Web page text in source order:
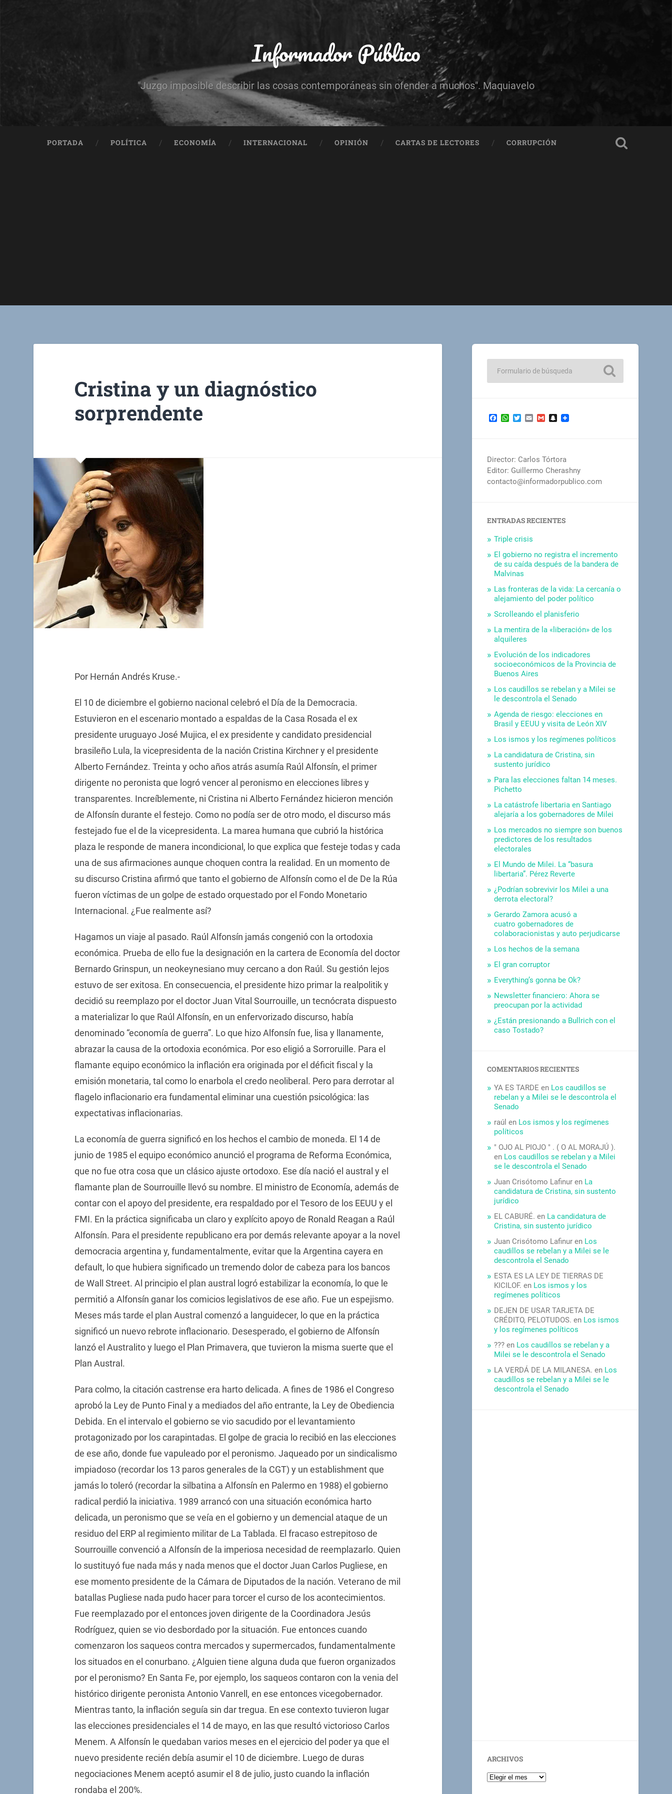
Informador Público
"Juzgo imposible describir las cosas contemporáneas sin ofender a muchos". Maquiavelo
PORTADA POLÍTICA ECONOMÍA INTERNACIONAL OPINIÓN CARTAS DE LECTORES CORRUPCIÓN
Cristina y un diagnóstico
sorprendente
Por Hernán Andrés Kruse.-
El 10 de diciembre el gobierno nacional celebró el Día de la Democracia.
Estuvieron en el escenario montado a espaldas de la Casa Rosada el ex
presidente uruguayo José Mujica, el ex presidente y candidato presidencial
brasileño Lula, la vicepresidenta de la nación Cristina Kirchner y el presidente
Alberto Fernández. Treinta y ocho años atrás asumía Raúl Alfonsín, el primer
dirigente no peronista que logró vencer al peronismo en elecciones libres y
transparentes. Increíblemente, ni Cristina ni Alberto Fernández hicieron mención
de Alfonsín durante el festejo. Como no podía ser de otro modo, el discurso más
festejado fue el de la vicepresidenta. La marea humana que cubrió la histórica
plaza le responde de manera incondicional, lo que explica que festeje todas y cada
una de sus afirmaciones aunque choquen contra la realidad. En un momento de
su discurso Cristina afirmó que tanto el gobierno de Alfonsín como el de De la Rúa
fueron víctimas de un golpe de estado orquestado por el Fondo Monetario
Internacional. ¿Fue realmente así?
Hagamos un viaje al pasado. Raúl Alfonsín jamás congenió con la ortodoxia
económica. Prueba de ello fue la designación en la cartera de Economía del doctor
Bernardo Grinspun, un neokeynesiano muy cercano a don Raúl. Su gestión lejos
estuvo de ser exitosa. En consecuencia, el presidente hizo primar la realpolitik y
decidió su reemplazo por el doctor Juan Vital Sourrouille, un tecnócrata dispuesto
a materializar lo que Raúl Alfonsín, en un enfervorizado discurso, había
denominado “economía de guerra”. Lo que hizo Alfonsín fue, lisa y llanamente,
abrazar la causa de la ortodoxia económica. Por eso eligió a Sorroruille. Para el
flamante equipo económico la inflación era originada por el déficit fiscal y la
emisión monetaria, tal como lo enarbola el credo neoliberal. Pero para derrotar al
flagelo inflacionario era fundamental eliminar una cuestión psicológica: las
expectativas inflacionarias.
La economía de guerra significó en los hechos el cambio de moneda. El 14 de
junio de 1985 el equipo económico anunció el programa de Reforma Económica,
que no fue otra cosa que un clásico ajuste ortodoxo. Ese día nació el austral y el
flamante plan de Sourrouille llevó su nombre. El ministro de Economía, además de
contar con el apoyo del presidente, era respaldado por el Tesoro de los EEUU y el
FMI. En la práctica significaba un claro y explícito apoyo de Ronald Reagan a Raúl
Alfonsín. Para el presidente republicano era por demás relevante apoyar a la novel
democracia argentina y, fundamentalmente, evitar que la Argentina cayera en
default, lo que hubiera significado un tremendo dolor de cabeza para los bancos
de Wall Street. Al principio el plan austral logró estabilizar la economía, lo que le
permitió a Alfonsín ganar los comicios legislativos de ese año. Fue un espejismo.
Meses más tarde el plan Austral comenzó a languidecer, lo que en la práctica
significó un nuevo rebrote inflacionario. Desesperado, el gobierno de Alfonsín
lanzó el Australito y luego el Plan Primavera, que tuvieron la misma suerte que el
Plan Austral.
Para colmo, la citación castrense era harto delicada. A fines de 1986 el Congreso
aprobó la Ley de Punto Final y a mediados del año entrante, la Ley de Obediencia
Debida. En el intervalo el gobierno se vio sacudido por el levantamiento
protagonizado por los carapintadas. El golpe de gracia lo recibió en las elecciones
de ese año, donde fue vapuleado por el peronismo. Jaqueado por un sindicalismo
impiadoso (recordar los 13 paros generales de la CGT) y un establishment que
jamás lo toleró (recordar la silbatina a Alfonsín en Palermo en 1988) el gobierno
radical perdió la iniciativa. 1989 arrancó con una situación económica harto
delicada, un peronismo que se veía en el gobierno y un demencial ataque de un
residuo del ERP al regimiento militar de La Tablada. El fracaso estrepitoso de
Sourrouille convenció a Alfonsín de la imperiosa necesidad de reemplazarlo. Quien
lo sustituyó fue nada más y nada menos que el doctor Juan Carlos Pugliese, en
ese momento presidente de la Cámara de Diputados de la nación. Veterano de mil
batallas Pugliese nada pudo hacer para torcer el curso de los acontecimientos.
Fue reemplazado por el entonces joven dirigente de la Coordinadora Jesús
Rodríguez, quien se vio desbordado por la situación. Fue entonces cuando
comenzaron los saqueos contra mercados y supermercados, fundamentalmente
los situados en el conurbano. ¿Alguien tiene alguna duda que fueron organizados
por el peronismo? En Santa Fe, por ejemplo, los saqueos contaron con la venia del
histórico dirigente peronista Antonio Vanrell, en ese entonces vicegobernador.
Mientras tanto, la inflación seguía sin dar tregua. En ese contexto tuvieron lugar
las elecciones presidenciales el 14 de mayo, en las que resultó victorioso Carlos
Menem. A Alfonsín le quedaban varios meses en el ejercicio del poder ya que el
nuevo presidente recién debía asumir el 10 de diciembre. Luego de duras
negociaciones Menem aceptó asumir el 8 de julio, justo cuando la inflación
rondaba el 200%.
Facebook
WhatsApp
TwitterEmailGmailSnapchat
Director: Carlos Tórtora
Editor: Guillermo Cherashny
contacto@informadorpublico.com
ENTRADAS RECIENTES
Triple crisis
El gobierno no registra el incremento
de su caída después de la bandera de
Malvinas
Las fronteras de la vida: La cercanía o
alejamiento del poder político
Scrolleando el planisferio
La mentira de la «liberación» de los
alquileres
Evolución de los indicadores
socioeconómicos de la Provincia de
Buenos Aires
Los caudillos se rebelan y a Milei se
le descontrola el Senado
Agenda de riesgo: elecciones en
Brasil y EEUU y visita de León XIV
Los ismos y los regímenes políticos
La candidatura de Cristina, sin
sustento jurídico
Para las elecciones faltan 14 meses.
Pichetto
La catástrofe libertaria en Santiago
alejaría a los gobernadores de Milei
Los mercados no siempre son buenos
predictores de los resultados
electorales
El Mundo de Milei. La “basura
libertaria”. Pérez Reverte
¿Podrían sobrevivir los Milei a una
derrota electoral?
Gerardo Zamora acusó a
cuatro gobernadores de
colaboracionistas y auto perjudicarse
Los hechos de la semana
El gran corruptor
Everything’s gonna be Ok?
Newsletter financiero: Ahora se
preocupan por la actividad
¿Están presionando a Bullrich con el
caso Tostado?
COMENTARIOS RECIENTES
YA ES TARDE en Los caudillos se
rebelan y a Milei se le descontrola el
Senado
raúl en Los ismos y los regímenes
políticos
" OJO AL PIOJO " . ( O AL MORAJÚ ).
en Los caudillos se rebelan y a Milei
se le descontrola el Senado
Juan Crisótomo Lafinur en La
candidatura de Cristina, sin sustento
jurídico
EL CABURÉ. en La candidatura de
Cristina, sin sustento jurídico
Juan Crisótomo Lafinur en Los
caudillos se rebelan y a Milei se le
descontrola el Senado
ESTA ES LA LEY DE TIERRAS DE
KICILOF. en Los ismos y los
regímenes políticos
DEJEN DE USAR TARJETA DE
CRÉDITO, PELOTUDOS. en Los ismos
y los regímenes políticos
??? en Los caudillos se rebelan y a
Milei se le descontrola el Senado
LA VERDÁ DE LA MILANESA. en Los
caudillos se rebelan y a Milei se le
descontrola el Senado
ARCHIVOS